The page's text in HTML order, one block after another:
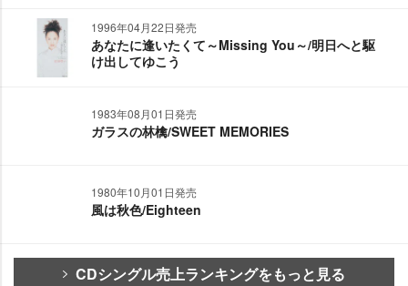
1996年04月22日発売
あなたに逢いたくて～Missing You～/明日へと駆
け出してゆこう
1983年08月01日発売
ガラスの林檎/SWEET MEMORIES
1980年10月01日発売
風は秋色/Eighteen
CDシングル売上ランキングをもっと見る